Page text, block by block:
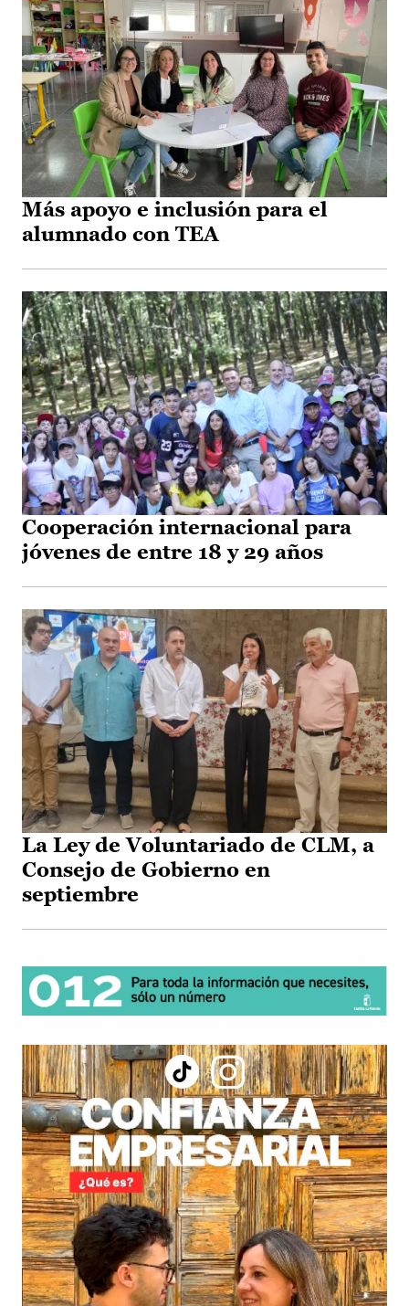
Más apoyo e inclusión para el
alumnado con TEA
Cooperación internacional para
jóvenes de entre 18 y 29 años
La Ley de Voluntariado de CLM, a
Consejo de Gobierno en
septiembre